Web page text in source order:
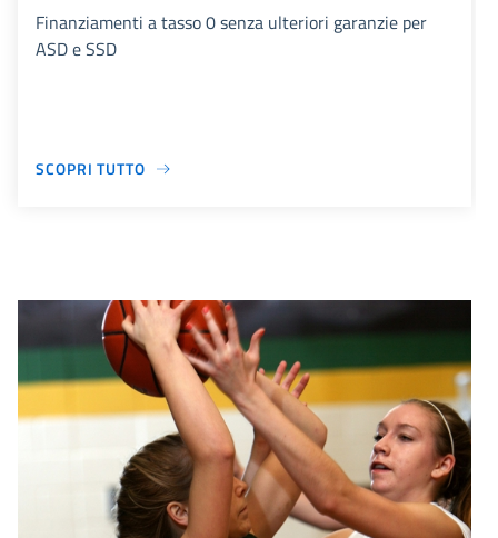
Finanziamenti a tasso 0 senza ulteriori garanzie per
ASD e SSD
SCOPRI TUTTO